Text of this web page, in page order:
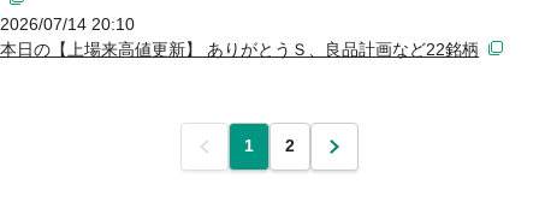
2026/07/14 20:10
本日の【上場来高値更新】 ありがとうＳ、良品計画など22銘柄
前 1 2 次